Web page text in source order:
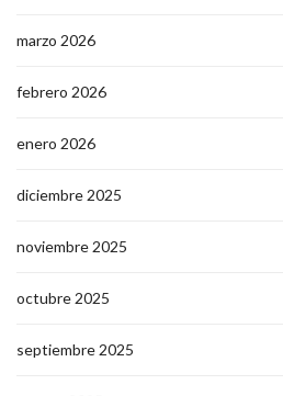
marzo 2026
febrero 2026
enero 2026
diciembre 2025
noviembre 2025
octubre 2025
septiembre 2025